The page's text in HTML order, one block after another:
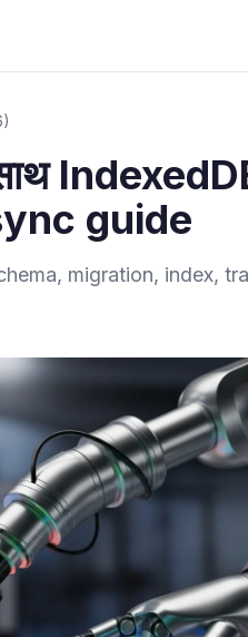
guide
migration, index,